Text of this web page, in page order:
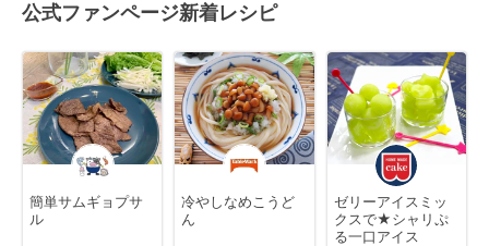
公式ファンページ新着レシピ
簡単サムギョプサ
ル
冷やしなめこうど
ん
ゼリーアイスミッ
クスで★シャリぷ
る一口アイス